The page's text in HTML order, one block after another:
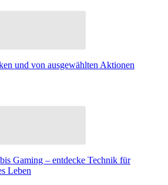
und von ausgewählten Aktionen
Gaming – entdecke Technik für
Leben